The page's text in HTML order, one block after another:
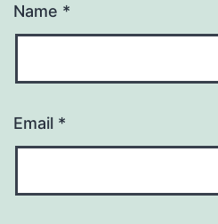
Name *
Email *